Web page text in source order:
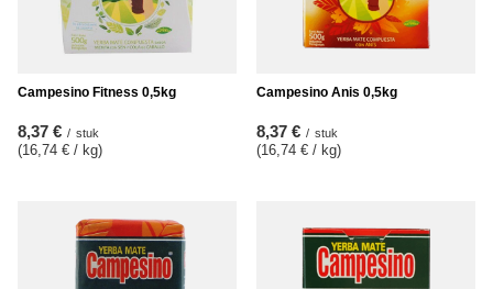
Campesino Fitness 0,5kg
8,37 € / stuk
(16,74 € / kg)
Campesino Anis 0,5kg
8,37 € / stuk
(16,74 € / kg)